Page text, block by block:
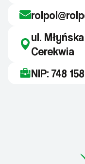
ul.
Cerekwia
NIP: 748